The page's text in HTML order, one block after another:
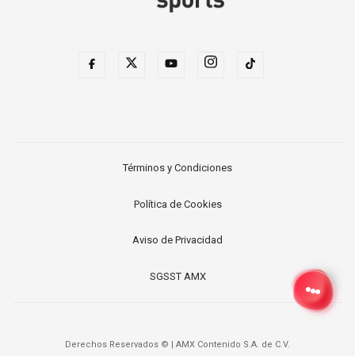
Términos y Condiciones
Política de Cookies
Aviso de Privacidad
SGSST AMX
Derechos Reservados © AMX Contenido S.A. de C.V.